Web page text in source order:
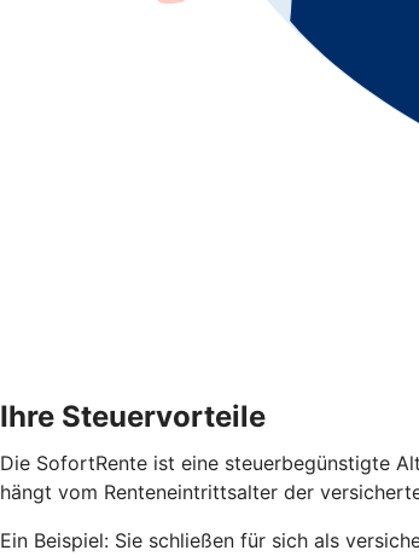
Ihre Steuervorteile
Die SofortRente ist eine steuerbegünstigte
hängt vom Renteneintrittsalter der
Ein Beispiel: Sie schließen für sich als